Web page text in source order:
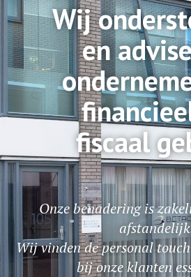
Wij
en
fiscaal
Onze benadering is
Wij vinden de personal
bij onze klanten